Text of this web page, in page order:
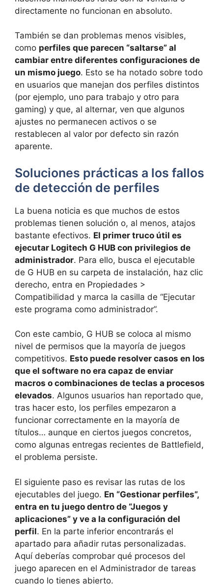
directamente no funcionan en absoluto.
También se dan problemas menos visibles,
como perfiles que parecen “saltarse” al
cambiar entre diferentes configuraciones de
un mismo juego. Esto se ha notado sobre todo
en usuarios que manejan dos perfiles distintos
(por ejemplo, uno para trabajo y otro para
gaming) y que, al alternar, ven que algunos
ajustes no permanecen activos o se
restablecen al valor por defecto sin razón
aparente.
Soluciones prácticas a los fallos
de detección de perfiles
La buena noticia es que muchos de estos
problemas tienen solución o, al menos, atajos
bastante efectivos. El primer truco útil es
ejecutar Logitech G HUB con privilegios de
administrador. Para ello, busca el ejecutable
de G HUB en su carpeta de instalación, haz clic
derecho, entra en Propiedades >
Compatibilidad y marca la casilla de “Ejecutar
este programa como administrador”.
Con este cambio, G HUB se coloca al mismo
nivel de permisos que la mayoría de juegos
competitivos. Esto puede resolver casos en los
que el software no era capaz de enviar
macros o combinaciones de teclas a procesos
elevados. Algunos usuarios han reportado que,
tras hacer esto, los perfiles empezaron a
funcionar correctamente en la mayoría de
títulos… aunque en ciertos juegos concretos,
como algunas entregas recientes de Battlefield,
el problema persiste.
El siguiente paso es revisar las rutas de los
ejecutables del juego. En “Gestionar perfiles”,
entra en tu juego dentro de “Juegos y
aplicaciones” y ve a la configuración del
perfil. En la parte inferior encontrarás el
apartado para añadir rutas personalizadas.
Aquí deberías comprobar qué procesos del
juego aparecen en el Administrador de tareas
cuando lo tienes abierto.